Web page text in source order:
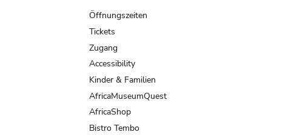
navigation
Öffnungszeiten
Tickets
Zugang
Accessibility
Kinder & Familien
AfricaMuseumQuest
AfricaShop
Bistro Tembo